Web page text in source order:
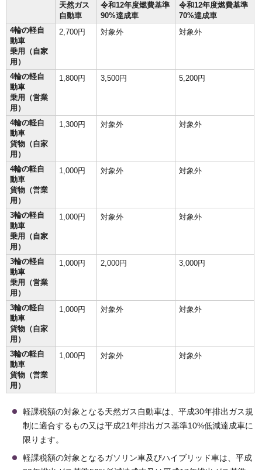
天然ガス
自動車
令和12年度燃費基準
90%達成車
令和12年度燃費基準
70%達成車
4輪の軽自
動車
乗用（自家
用）
2,700円 対象外 対象外
4輪の軽自
動車
乗用（営業
用）
1,800円 3,500円 5,200円
4輪の軽自
動車
貨物（自家
用）
1,300円 対象外 対象外
4輪の軽自
動車
貨物（営業
用）
1,000円 対象外 対象外
3輪の軽自
動車
乗用（自家
用）
1,000円 対象外 対象外
3輪の軽自
動車
乗用（営業
用）
1,000円 2,000円 3,000円
3輪の軽自
動車
貨物（自家
用）
1,000円 対象外 対象外
3輪の軽自
動車
貨物（営業
用）
1,000円 対象外 対象外
軽課税額の対象となる天然ガス自動車は、平成30年排出ガス規
制に適合するもの又は平成21年排出ガス基準10%低減達成車に
限ります。
軽課税額の対象となるガソリン車及びハイブリッド車は、平成